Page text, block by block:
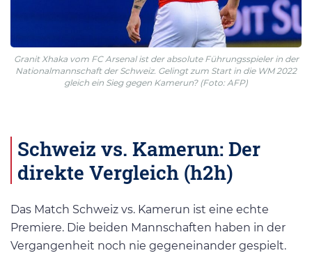
Granit Xhaka vom FC Arsenal ist der absolute Führungsspieler in der
Nationalmannschaft der Schweiz. Gelingt zum Start in die WM 2022
gleich ein Sieg gegen Kamerun? (Foto: AFP)
Schweiz vs. Kamerun: Der
direkte Vergleich (h2h)
Das Match Schweiz vs. Kamerun ist eine echte
Premiere. Die beiden Mannschaften haben in der
Vergangenheit noch nie gegeneinander gespielt.